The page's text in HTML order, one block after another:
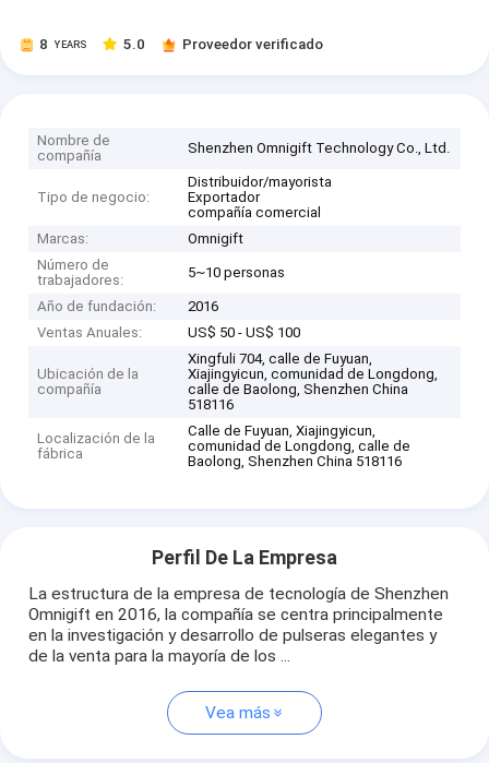
8 YEARS 5.0 Proveedor verificado
Nombre de
compañía
Shenzhen Omnigift Technology Co., Ltd.
Tipo de negocio:
Distribuidor/mayorista
Exportador
compañía comercial
Marcas:
Omnigift
Número de
trabajadores:
5~10 personas
Año de fundación:
2016
Ventas Anuales:
US$ 50 - US$ 100
Ubicación de la
compañía
Xingfuli 704, calle de Fuyuan,
Xiajingyicun, comunidad de Longdong,
calle de Baolong, Shenzhen China
518116
Localización de la
fábrica
Calle de Fuyuan, Xiajingyicun,
comunidad de Longdong, calle de
Baolong, Shenzhen China 518116
Perfil De La Empresa
La estructura de la empresa de tecnología de Shenzhen
Omnigift en 2016, la compañía se centra principalmente
en la investigación y desarrollo de pulseras elegantes y
de la venta para la mayoría de los ...
Vea más